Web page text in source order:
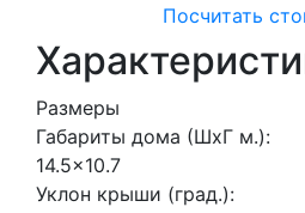
Посчитать
Размеры
Габариты дома (ШхГ м.):
14.5x10.7
Уклон крыши (град.):